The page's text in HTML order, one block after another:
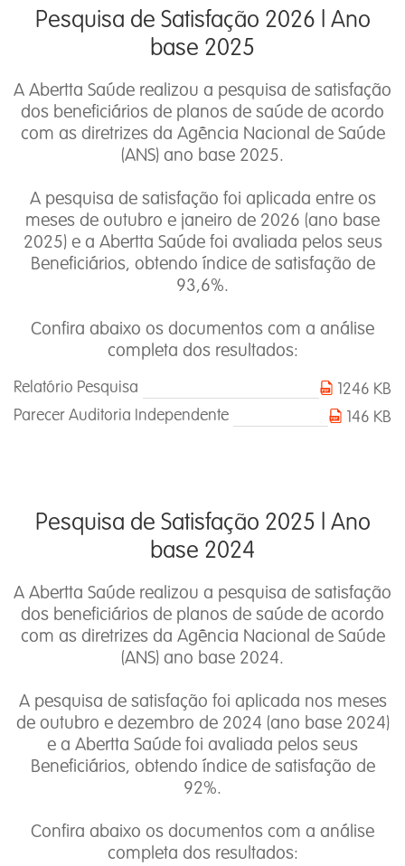
Pesquisa de Satisfação 2026 l Ano
base 2025
A Abertta Saúde realizou a pesquisa de satisfação
dos beneficiários de planos de saúde de acordo
com as diretrizes da Agência Nacional de Saúde
(ANS) ano base 2025.
A pesquisa de satisfação foi aplicada entre os
meses de outubro e janeiro de 2026 (ano base
2025) e a Abertta Saúde foi avaliada pelos seus
Beneficiários, obtendo índice de satisfação de
93,6%.
Confira abaixo os documentos com a análise
completa dos resultados:
Relatório Pesquisa
1246 KB
Parecer Auditoria Independente
146 KB
Pesquisa de Satisfação 2025 l Ano
base 2024
A Abertta Saúde realizou a pesquisa de satisfação
dos beneficiários de planos de saúde de acordo
com as diretrizes da Agência Nacional de Saúde
(ANS) ano base 2024.
A pesquisa de satisfação foi aplicada nos meses
de outubro e dezembro de 2024 (ano base 2024)
e a Abertta Saúde foi avaliada pelos seus
Beneficiários, obtendo índice de satisfação de
92%.
Confira abaixo os documentos com a análise
completa dos resultados: